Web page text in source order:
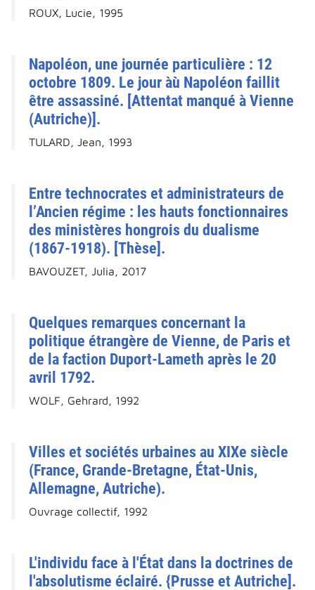
ROUX, Lucie, 1995
Napoléon, une journée particulière : 12
octobre 1809. Le jour àù Napoléon faillit
être assassiné. [Attentat manqué à Vienne
(Autriche)].
TULARD, Jean, 1993
Entre technocrates et administrateurs de
l’Ancien régime : les hauts fonctionnaires
des ministères hongrois du dualisme
(1867-1918). [Thèse].
BAVOUZET, Julia, 2017
Quelques remarques concernant la
politique étrangère de Vienne, de Paris et
de la faction Duport-Lameth après le 20
avril 1792.
WOLF, Gehrard, 1992
Villes et sociétés urbaines au XIXe siècle
(France, Grande-Bretagne, État-Unis,
Allemagne, Autriche).
Ouvrage collectif, 1992
L'individu face à l'État dans la doctrines de
l'absolutisme éclairé. {Prusse et Autriche].